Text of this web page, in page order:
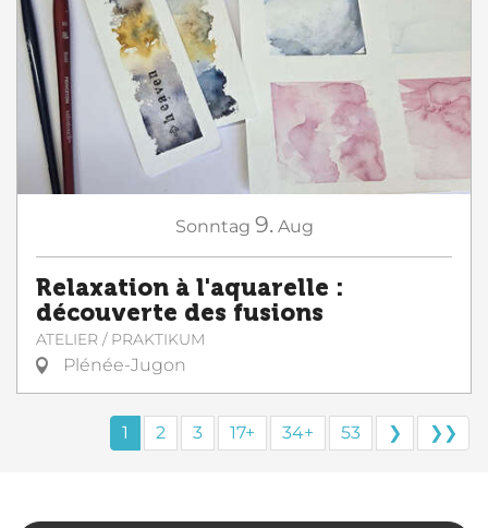
Sonntag 9. Aug
Relaxation à l'aquarelle :
découverte des fusions
ATELIER / PRAKTIKUM
Plénée-Jugon
1 2 3 17+ 34+ 53 ❯ ❯❯